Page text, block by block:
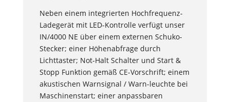
Neben einem integrierten Hochfrequenz-
Ladegerät mit LED-Kontrolle verfügt unser
IN/4000 NE über einem externen Schuko-
Stecker; einer Höhenabfrage durch
Lichttaster; Not-Halt Schalter und Start &
Stopp Funktion gemäß CE-Vorschrift; einem
akustischen Warnsignal / Warn-leuchte bei
Maschinenstart; einer anpassbaren